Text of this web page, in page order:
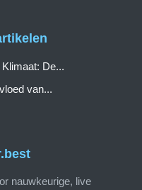
nauwkeurige, live
De...
van...